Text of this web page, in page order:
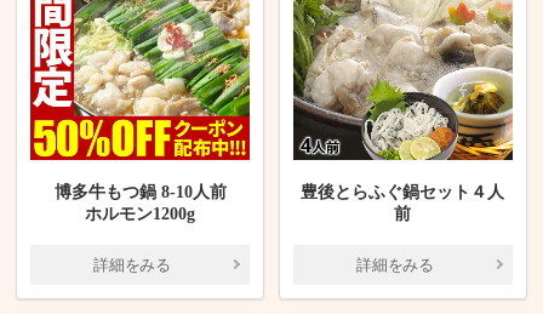
博多牛もつ鍋 8-10人前
ホルモン1200g
詳細をみる
豊後とらふぐ鍋セット４人
前
詳細をみる